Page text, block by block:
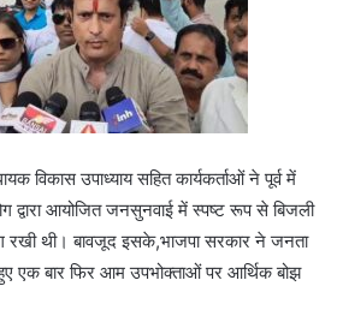
विकास उपाध्याय सहित कार्यकर्ताओं ने पूर्व में
द्वारा आयोजित जनसुनवाई में स्पष्ट रूप से बिजली
रखी थी। बावजूद इसके,भाजपा सरकार ने जनता
एक बार फिर आम उपभोक्ताओं पर आर्थिक बोझ